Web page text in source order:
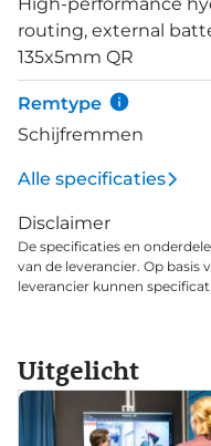
met 180 lumen (60
luchtgeveerde
wat inhoudt dat je de
wanneer het terrein
routing, external
135x5mm QR
Remtype
Schijfremmen
Alle specificaties
Disclaimer
De specificaties en
van de leverancier. Op basis
leverancier kunnen
Uitgelicht